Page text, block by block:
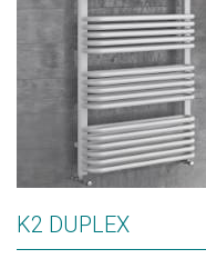
K2 DUPLEX